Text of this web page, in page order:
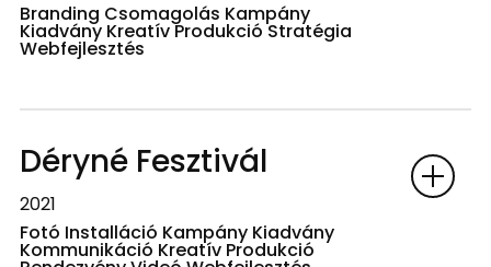
Branding Csomagolás Kampány
Kiadvány Kreatív Produkció Stratégia
Webfejlesztés
Déryné Fesztivál
2021
Fotó Installáció Kampány Kiadvány
Kommunikáció Kreatív Produkció